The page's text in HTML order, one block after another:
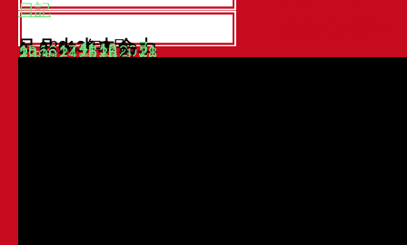
日記
2013年9月
日 月 火 水 木 金 土
« 8月 10月 »
1 2 3 4 5 6 7
8 9 1011121314
15161718192021
22232425262728
2930